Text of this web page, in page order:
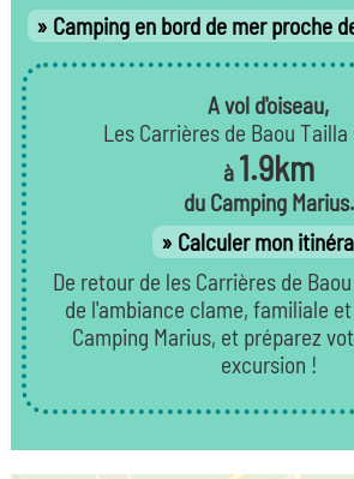
Camping en bord de mer proche
A vol d'oiseau,
Les Carrières de Baou
à 1.9km
du Camping Marius.
Calculer mon
De retour de les Carrières de
de l'ambiance clame, familiale
Camping Marius, et préparez
excursion !